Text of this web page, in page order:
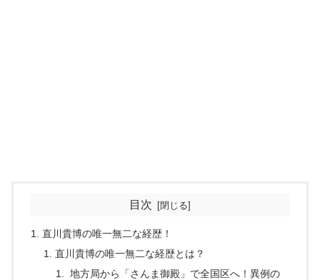
目次
直川貴博の唯一無二な経歴！
直川貴博の唯一無二な経歴とは？
地方局から「さんま御殿」で全国区へ！異例の